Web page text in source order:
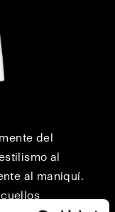
del
al
al maniquí.